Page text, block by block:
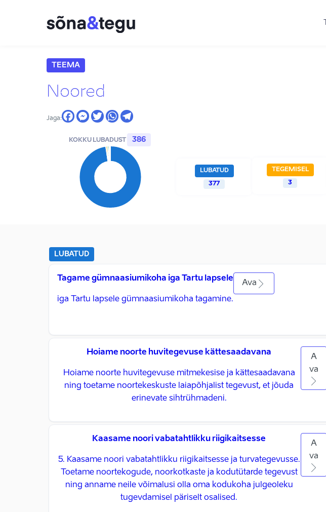
TEEMA
Noored
Jaga:
KOKKU LUBADUST 386
LUBATUD
377
TEGEMISEL
3
LUBATUD
Tagame gümnaasiumikoha iga Tartu lapsele
iga Tartu lapsele gümnaasiumikoha tagamine.
Ava
Hoiame noorte huvitegevuse kättesaadavana
Hoiame noorte huvitegevuse mitmekesise ja kättesaadavana
ning toetame noortekeskuste laiapõhjalist tegevust, et jõuda
erinevate sihtrühmadeni.
A
va
Kaasame noori vabatahtlikku riigikaitsesse
5. Kaasame noori vabatahtlikku riigikaitsesse ja turvategevusse.
Toetame noortekogude, noorkotkaste ja kodutütarde tegevust
ning anname neile võimalusi olla oma kodukoha julgeoleku
tugevdamisel päriselt osalised.
A
va